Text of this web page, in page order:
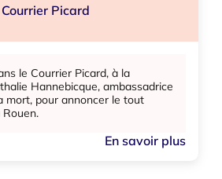
Courrier Picard
le Courrier Picard, à la
Hannebicque, ambassadrice
mort, pour annoncer le tout
En savoir plus